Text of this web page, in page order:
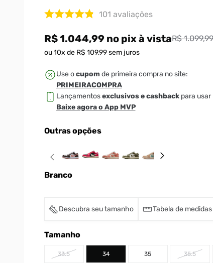
101 avaliações
R$ 1.044,99no pixà vistaR$ 1.099,99
ou10x de R$ 109,99sem juros
Use ocupom de primeira compra no site:
PRIMEIRACOMPRA
Lançamentosexclusivos e cashbackpara usar
Baixe agora o App MVP
Outras opções
Branco
Descubra seu tamanho Tabela de medidas
Tamanho
33.5 34 35 35.5